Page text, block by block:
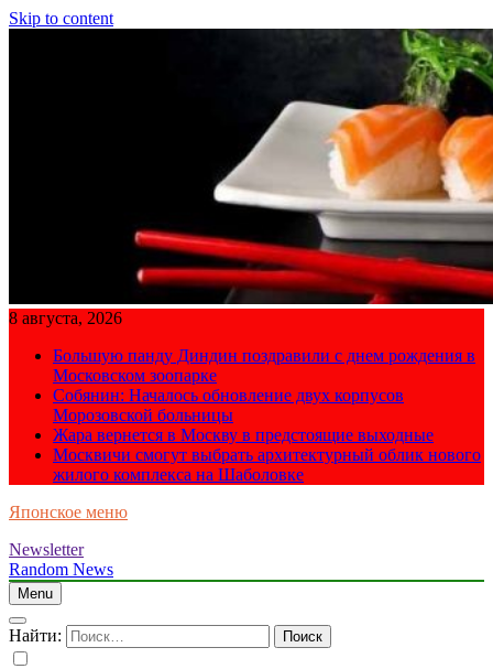
Skip to content
8 августа, 2026
Большую панду Диндин поздравили с днем рождения в
Московском зоопарке
Собянин: Началось обновление двух корпусов
Морозовской больницы
Жара вернется в Москву в предстоящие выходные
Москвичи смогут выбрать архитектурный облик нового
жилого комплекса на Шаболовке
Японское меню
Newsletter
Random News
Menu
Найти: